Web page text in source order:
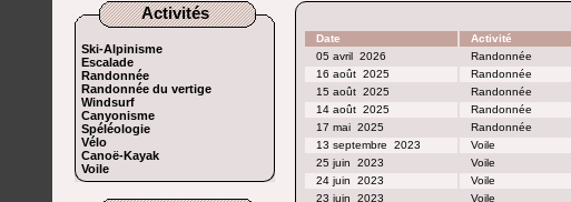
Date Activité
05 avril 2026 Randonnée
16 août 2025 Randonnée
15 août 2025 Randonnée
14 août 2025 Randonnée
17 mai 2025 Randonnée
13 septembre
2023 Voile
25 juin
2023 Voile
24 juin
2023 Voile
23 juin
2023 Voile
Activités
Ski-Alpinisme
Escalade
Randonnée
Randonnée du vertige
Windsurf
Canyonisme
Spéléologie
Vélo
Canoë-Kayak
Voile